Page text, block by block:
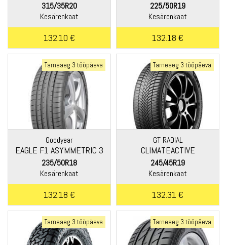
315/35R20
Kesärenkaat
132.10 €
225/50R19
Kesärenkaat
132.18 €
Tarneaeg 3 tööpäeva
Goodyear
EAGLE F1 ASYMMETRIC 3
SUV
235/50R18
Kesärenkaat
132.18 €
Tarneaeg 3 tööpäeva
GT RADIAL
CLIMATEACTIVE
245/45R19
Kesärenkaat
132.31 €
Tarneaeg 3 tööpäeva Tarneaeg 3 tööpäeva